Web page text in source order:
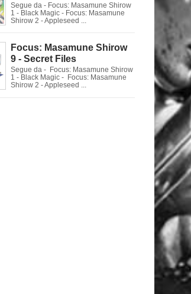
Segue da - Focus: Masamune Shirow
1 - Black Magic - Focus: Masamune
Shirow 2 - Appleseed ...
Focus: Masamune Shirow
9 - Secret Files
Segue da - Focus: Masamune Shirow
1 - Black Magic - Focus: Masamune
Shirow 2 - Appleseed ...